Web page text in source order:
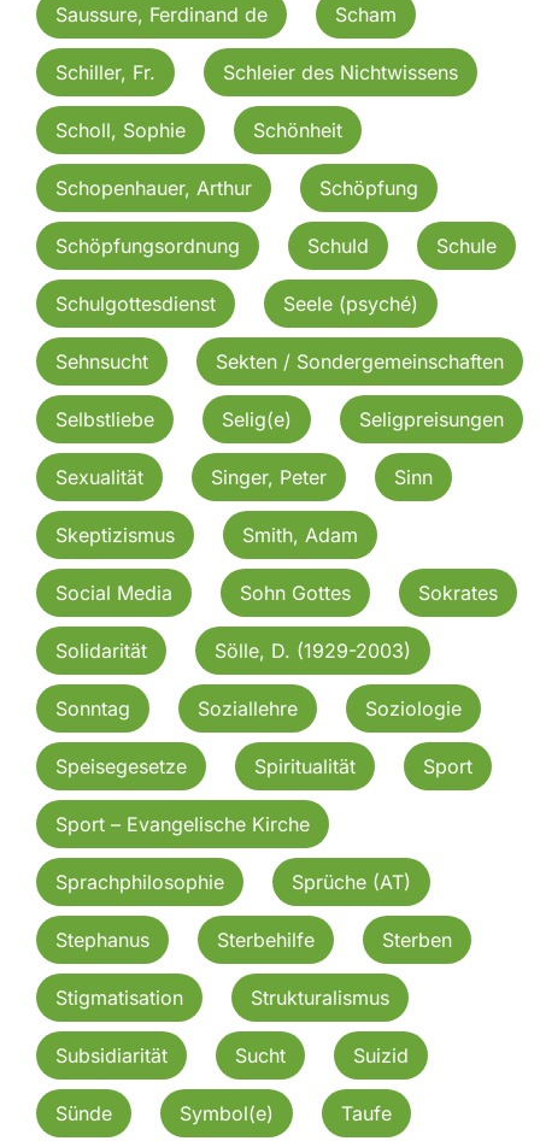
Saussure, Ferdinand de Scham
Schiller, Fr. Schleier des Nichtwissens
Scholl, Sophie Schönheit
Schopenhauer, Arthur Schöpfung
Schöpfungsordnung Schuld Schule
Schulgottesdienst Seele (psyché)
Sehnsucht Sekten / Sondergemeinschaften
Selbstliebe Selig(e) Seligpreisungen
Sexualität Singer, Peter Sinn
Skeptizismus Smith, Adam
Social Media Sohn Gottes Sokrates
Solidarität Sölle, D. (1929-2003)
Sonntag Soziallehre Soziologie
Speisegesetze Spiritualität Sport
Sport – Evangelische Kirche
Sprachphilosophie Sprüche (AT)
Stephanus Sterbehilfe Sterben
Stigmatisation Strukturalismus
Subsidiarität Sucht Suizid
Sünde Symbol(e) Taufe